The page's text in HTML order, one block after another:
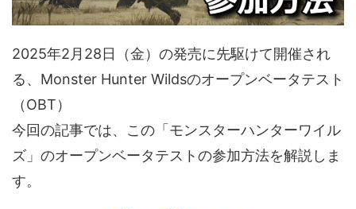
2025年2月28日（金）の発売に先駆けて開催され
る、Monster Hunter Wildsのオープンベータテスト
（OBT）
今回の記事では、この「モンスターハンターワイル
ズ」のオープンベータテストの参加方法を解説しま
す。